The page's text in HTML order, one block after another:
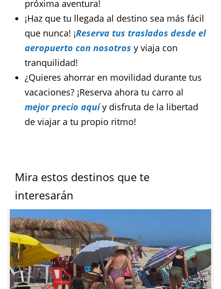
próxima aventura!
¡Haz que tu llegada al destino sea más fácil
que nunca! ¡Reserva tus traslados desde el
aeropuerto con nosotros y viaja con
tranquilidad!
¿Quieres ahorrar en movilidad durante tus
vacaciones? ¡Reserva ahora tu carro al
mejor precio aquíy disfruta de la libertad
de viajar a tu propio ritmo!
Mira estos destinos que te
interesarán